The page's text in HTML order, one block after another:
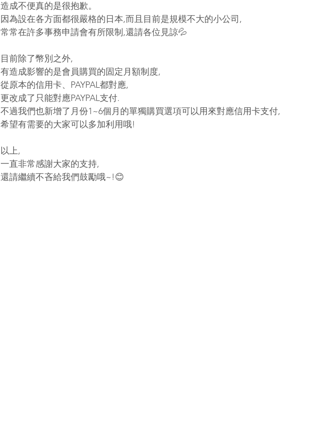
造成不便真的是很抱歉。
因為設在各方面都很嚴格的日本,而且目前是規模不大的小公司,
常常在許多事務申請會有所限制,還請各位見諒💦
目前除了幣別之外,
有造成影響的是會員購買的固定月額制度,
從原本的信用卡、PAYPAL都對應,
更改成了只能對應PAYPAL支付.
不過我們也新增了月份1~6個月的單獨購買選項可以用來對應信用卡支付,
希望有需要的大家可以多加利用哦!
以上,
一直非常感謝大家的支持,
還請繼續不吝給我們鼓勵哦~!😊